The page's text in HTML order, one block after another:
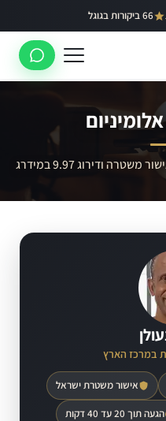
66 ביקורות בגוגל
ודירוג 9.97 במידרג
במרכז הארץ
אישור משטרת ישראל
הגעה תוך 20 עד 40 דקות